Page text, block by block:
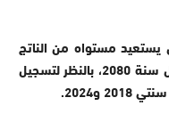
يستعيد مستواه من الناتج
الداخلي الخام للفترة السابقة للصراع، قبل سنة 2080، بالنظر لتسجيل